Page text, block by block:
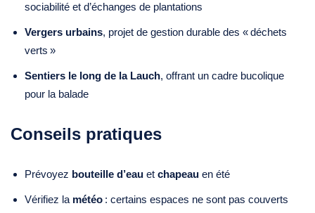
sociabilité et d’échanges de plantations
Vergers urbains, projet de gestion durable des « déchets
verts »
Sentiers le long de la Lauch, offrant un cadre bucolique
pour la balade
Conseils pratiques
Prévoyez bouteille d’eau et chapeau en été
Vérifiez la météo : certains espaces ne sont pas couverts